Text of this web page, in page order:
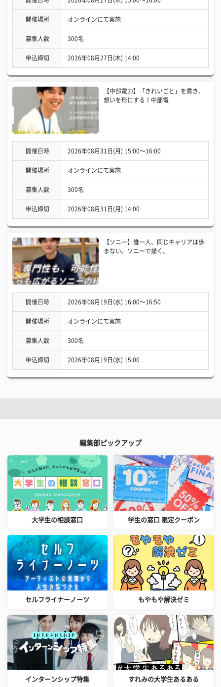
開催場所 オンラインにて実施
募集人数 300名
申込締切 2026年08月27日(木) 14:00
【中部電力】「きれいごと」を貫き、
想いを形にする！中部電
開催日時 2026年08月31日(月) 15:00〜16:00
開催場所 オンラインにて実施
募集人数 300名
申込締切 2026年08月31日(月) 14:00
【ソニー】誰一人、同じキャリアは歩
まない。ソニーで描く、
開催日時 2026年08月19日(水) 16:00〜16:50
開催場所 オンラインにて実施
募集人数 300名
申込締切 2026年08月19日(水) 15:00
編集部ピックアップ
大学生の相談窓口 学生の窓口 限定クーポン
セルフライナーノーツ もやもや解決ゼミ
インターンシップ特集 すれみの大学生あるある